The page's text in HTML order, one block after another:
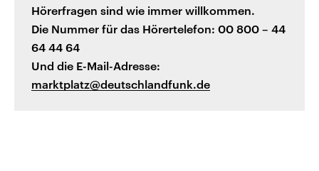
Hörerfragen sind wie immer willkommen.
Die Nummer für das Hörertelefon: 00 800 – 44
64 44 64
Und die E-Mail-Adresse:
marktplatz@deutschlandfunk.de